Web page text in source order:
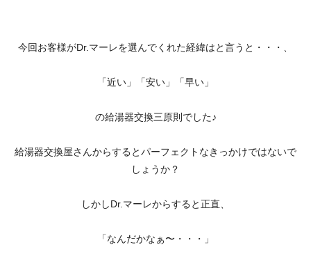
今回お客様がDr.マーレを選んでくれた経緯はと言うと・・・、
「近い」「安い」「早い」
の給湯器交換三原則でした♪
給湯器交換屋さんからするとパーフェクトなきっかけではないで
しょうか？
しかしDr.マーレからすると正直、
「なんだかなぁ〜・・・」